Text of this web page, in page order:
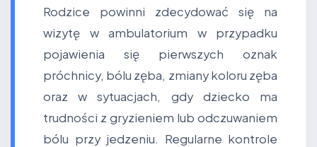
Rodzice powinni zdecydować się na
wizytę w ambulatorium w przypadku
pojawienia się pierwszych oznak
próchnicy, bólu zęba, zmiany koloru zęba
oraz w sytuacjach, gdy dziecko ma
trudności z gryzieniem lub odczuwaniem
bólu przy jedzeniu. Regularne kontrole